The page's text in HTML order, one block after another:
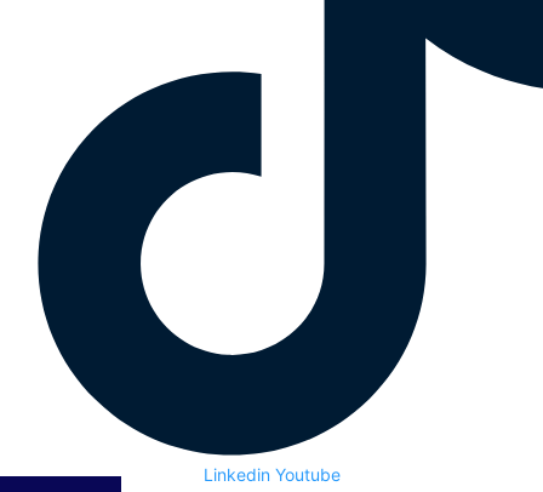
Linkedin Youtube